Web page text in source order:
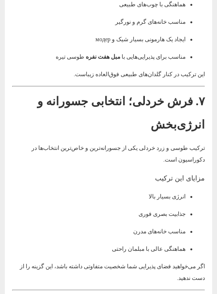
هماهنگی با چوب‌های طبیعی
مناسب خانه‌های گرم و نورگیر
ایجاد یک هارمونی بسیار شیک و модер
مناسب برای پذیرایی‌هایی بامبل هفت نفره طوسی تیره
این ترکیب در کنار گلدان‌های طبیعی فوق‌العاده زیباست.
۷. فرش خردلی؛ انتخابی جسورانه و
انرژی‌بخش
ترکیب طوسی و زرد خردلی یکی از جسورانه‌ترین و خاص‌ترین انتخاب‌ها در
دکوراسیون است.
مزایای این ترکیب
انرژی بسیار بالا
جذابیت بصری فوری
مناسب خانه‌های مدرن
هماهنگی عالی با مبلمان راحتی
اگر می‌خواهید فضای پذیرایی شما شخصیت متفاوتی داشته باشد، این گزینه را از
دست ندهید.